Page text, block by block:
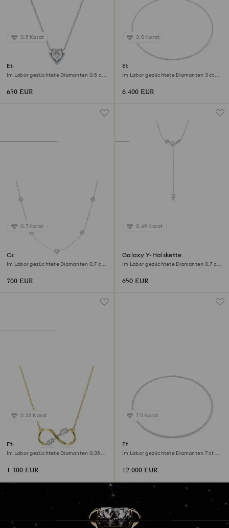
0.5 Karat
Eternity Anhänger
Im Labor gezüchtete Diamanten 0,5 ct
650 EUR
3.0 Karat
Eternity Tennis Halskette
Im Labor gezüchtete Diamanten 3 ct
6.400 EUR
0.7 Karat
Octagon Halskette
Im Labor gezüchtete Diamanten 0,7 ct
700 EUR
0.69 Karat
Galaxy Y-Halskette
Im Labor gezüchtete Diamanten 0,7 ct
650 EUR
0.35 Karat
Eternity Anhänger
Im Labor gezüchtete Diamanten 0,35
1.300 EUR
7.0 Karat
Eternity Halskette
Im Labor gezüchtete Diamanten 7 ct
12.000 EUR